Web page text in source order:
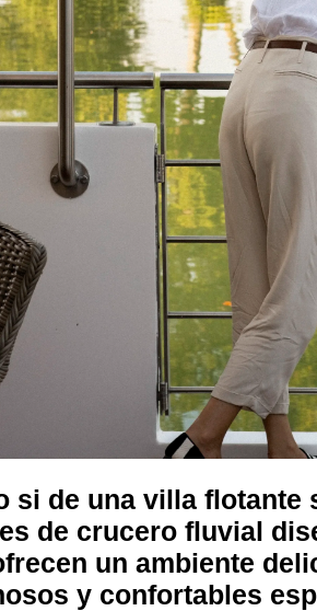
si de una villa flotante
de crucero fluvial
un ambiente
y confortables